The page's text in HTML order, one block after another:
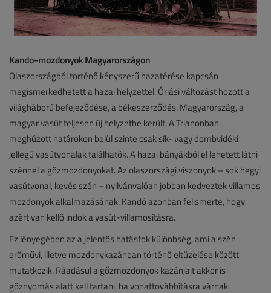
Kandó-mozdonyok Magyarországon
Olaszországból történő kényszerű hazatérése kapcsán
megismerkedhetett a hazai helyzettel. Óriási változást hozott a
világháború befejeződése, a békeszerződés. Magyarország, a
magyar vasút teljesen új helyzetbe került. A Trianonban
meghúzott határokon belül szinte csak sík- vagy dombvidéki
jellegű vasútvonalak találhatók. A hazai bányákból el lehetett látni
szénnel a gőzmozdonyokat. Az olaszországi viszonyok – sok hegyi
vasútvonal, kevés szén – nyilvánvalóan jobban kedveztek villamos
mozdonyok alkalmazásának. Kandó azonban felismerte, hogy
azért van kellő indok a vasút-villamosításra.
Ez lényegében az a jelentős hatásfok különbség, ami a szén
erőművi, illetve mozdonykazánban történő eltüzelése között
mutatkozik. Ráadásul a gőzmozdonyok kazánjait akkor is
gőznyomás alatt kell tartani, ha vonattovábbításra várnak.